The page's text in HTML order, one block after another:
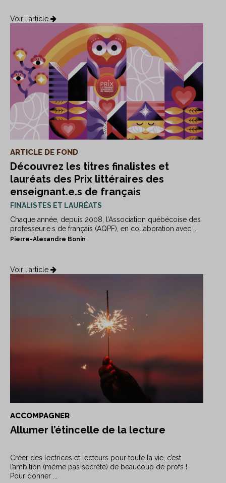
Voir l'article
ARTICLE DE FOND
Découvrez les titres finalistes et
lauréats des Prix littéraires des
enseignant.e.s de français
FINALISTES ET LAURÉATS
Chaque année, depuis 2008, l’Association québécoise des
professeur.e.s de français (AQPF), en collaboration avec ...
Pierre-Alexandre Bonin
Voir l'article
ACCOMPAGNER
Allumer l’étincelle de la lecture
Créer des lectrices et lecteurs pour toute la vie, c’est
l’ambition (même pas secrète) de beaucoup de profs !
Pour donner ...